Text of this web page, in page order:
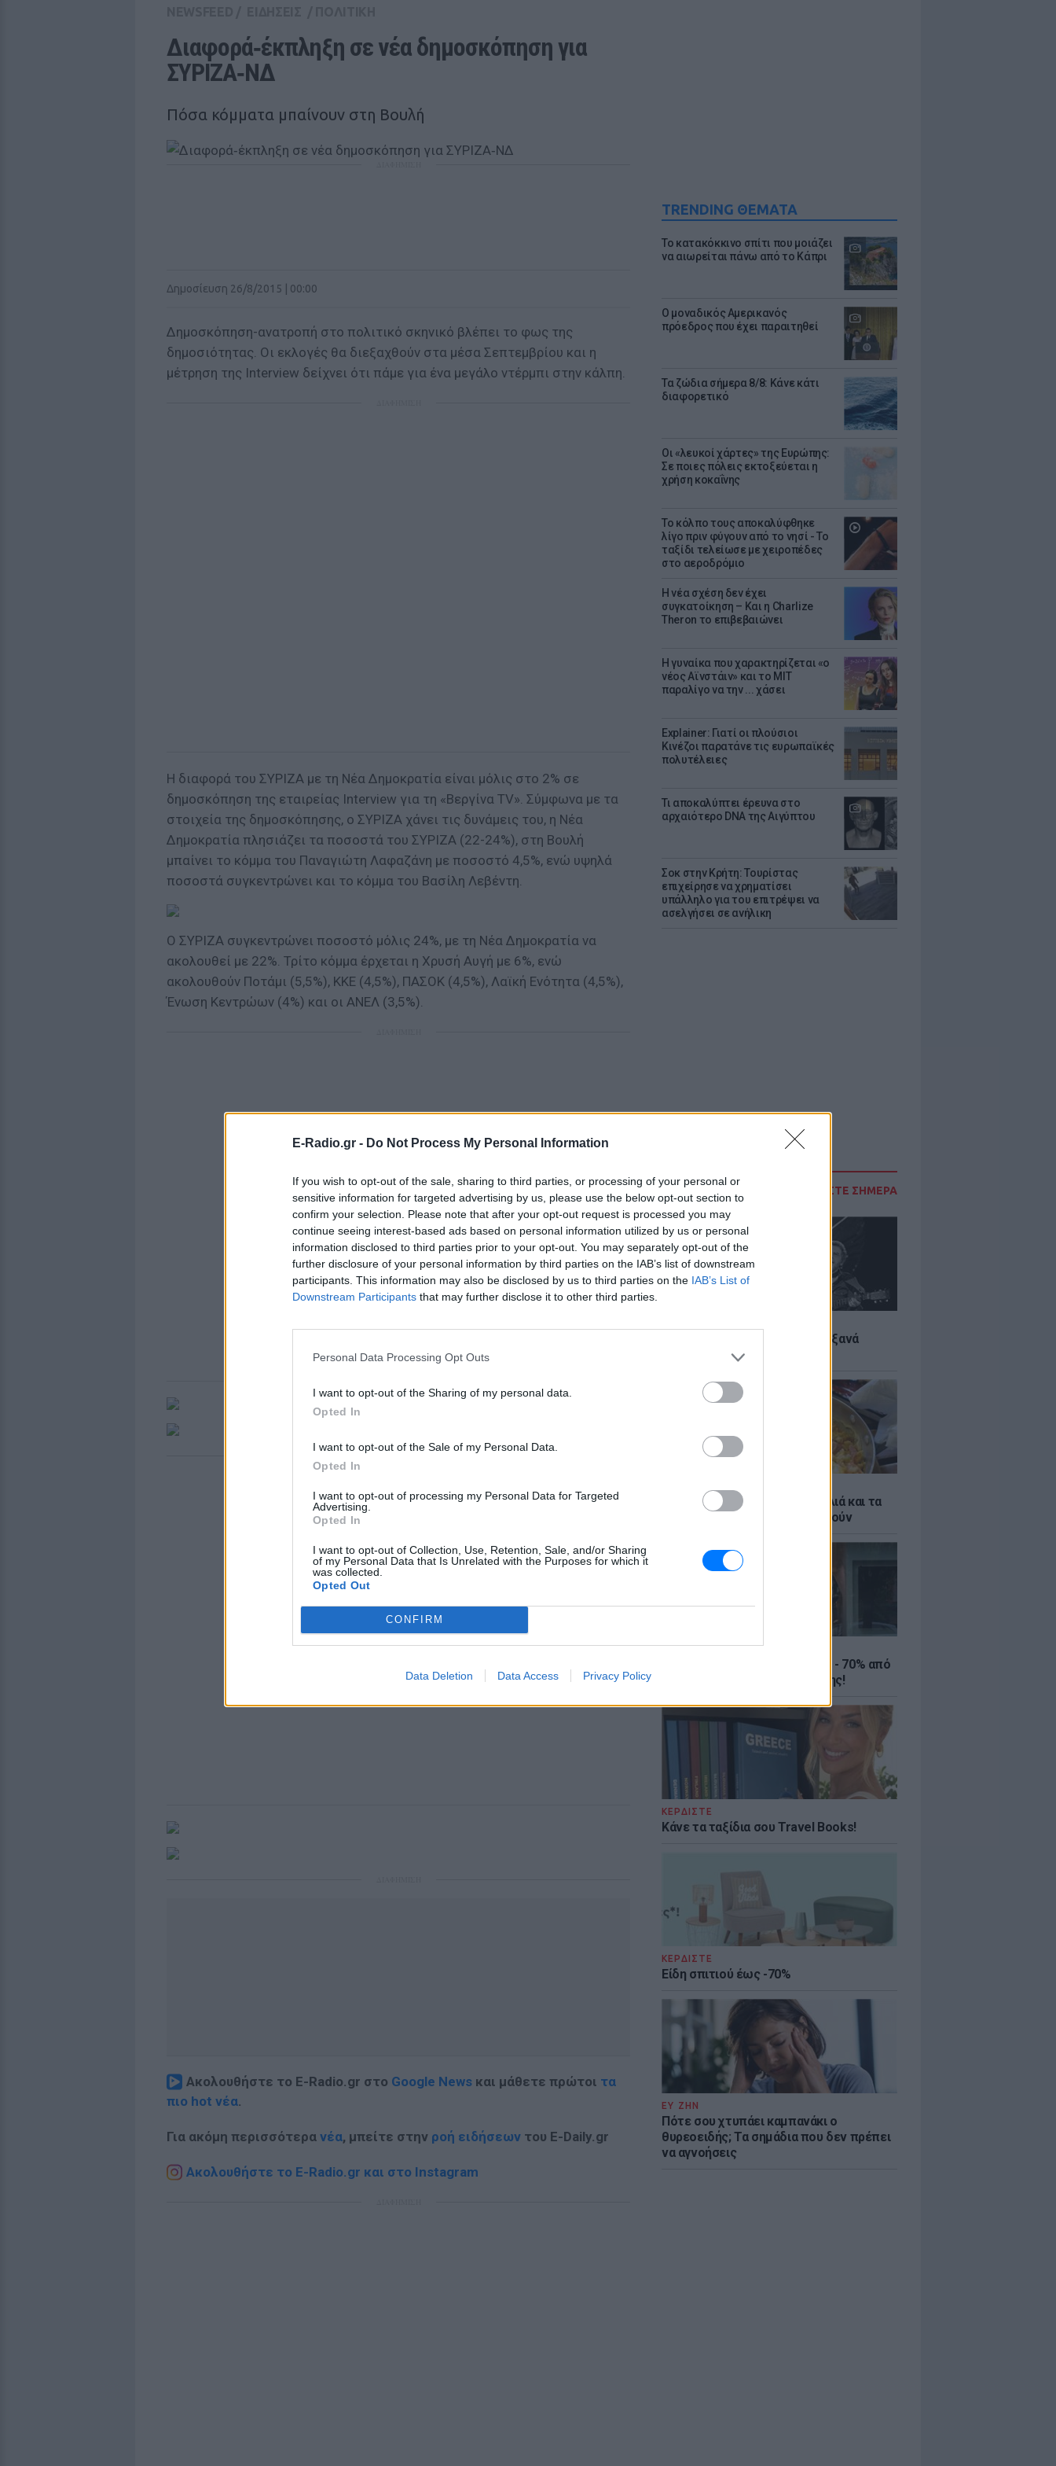
E-Radio.gr - Do Not Process My Personal Information
If you wish to opt-out of the sale, sharing to third parties, or processing of your personal or
sensitive information for targeted advertising by us, please use the below opt-out section to
confirm your selection. Please note that after your opt-out request is processed you may
continue seeing interest-based ads based on personal information utilized by us or personal
information disclosed to third parties prior to your opt-out. You may separately opt-out of the
further disclosure of your personal information by third parties on the IAB’s list of downstream
participants. This information may also be disclosed by us to third parties on the IAB’s List of
Downstream Participants that may further disclose it to other third parties.
Personal Data Processing Opt Outs
I want to opt-out of the Sharing of my personal data.
Opted In
I want to opt-out of the Sale of my Personal Data.
Opted In
I want to opt-out of processing my Personal Data for Targeted
Advertising.
Opted In
I want to opt-out of Collection, Use, Retention, Sale, and/or Sharing
of my Personal Data that Is Unrelated with the Purposes for which it
was collected.
Opted Out
CONFIRM
Data Deletion Data Access Privacy Policy
TRENDING ΘΕΜΑΤΑ
Το κατακόκκινο σπίτι που μοιάζει
να αιωρείται πάνω από το Κάπρι
Ο μοναδικός Αμερικανός
πρόεδρος που έχει παραιτηθεί
Τα ζώδια σήμερα 8/8: Κάνε κάτι
διαφορετικό
Οι «λευκοί χάρτες» της Ευρώπης:
Σε ποιες πόλεις εκτοξεύεται η
χρήση κοκαΐνης
Το κόλπο τους αποκαλύφθηκε
λίγο πριν φύγουν από το νησί - Το
ταξίδι τελείωσε με χειροπέδες
στο αεροδρόμιο
Η νέα σχέση δεν έχει
συγκατοίκηση – Και η Charlize
Theron το επιβεβαιώνει
Η γυναίκα που χαρακτηρίζεται «ο
νέος Αϊνστάιν» και το MIT
παραλίγο να την ... χάσει
Explainer: Γιατί οι πλούσιοι
Κινέζοι παρατάνε τις ευρωπαϊκές
πολυτέλειες
Τι αποκαλύπτει έρευνα στο
αρχαιότερο DNA της Αιγύπτου
Σοκ στην Κρήτη: Τουρίστας
επιχείρησε να χρηματίσει
υπάλληλο για του επιτρέψει να
ασελγήσει σε ανήλικη
ΔΙΑΒΑΣΤΕ ΣΗΜΕΡΑ
5 one-hit wonders που έγιναν ξανά
διάσημοι από… ατύχημα
Ελληνικό γιαούρτι: Μία κουταλιά και τα
scrambled eggs θα απογειωθούν
ΚΕΡΔΙΣΤΕ
Καλοκαιρινές εκπτώσεις έως - 70% από
τα μεγαλύτερα eshops ένδυσης!
ΚΕΡΔΙΣΤΕ
Κάνε τα ταξίδια σου Travel Books!
ΚΕΡΔΙΣΤΕ
Είδη σπιτιού έως -70%
ΕΥ ΖΗΝ
Πότε σου χτυπάει καμπανάκι ο
θυρεοειδής; Τα σημάδια που δεν πρέπει
να αγνοήσεις
Διαφορά‑έκπληξη σε νέα δημοσκόπηση για
ΣΥΡΙΖΑ‑ΝΔ
Πόσα κόμματα μπαίνουν στη Βουλή
Δημοσίευση 26/8/2015 | 00:00
Δημοσκόπηση-ανατροπή στο πολιτικό σκηνικό βλέπει το φως της
δημοσιότητας. Οι εκλογές θα διεξαχθούν στα μέσα Σεπτεμβρίου και η
μέτρηση της Interview δείχνει ότι πάμε για ένα μεγάλο ντέρμπι στην κάλπη.
Η διαφορά του ΣΥΡΙΖΑ με τη Νέα Δημοκρατία είναι μόλις στο 2% σε
δημοσκόπηση της εταιρείας Interview για τη «Βεργίνα TV». Σύμφωνα με τα
στοιχεία της δημοσκόπησης, ο ΣΥΡΙΖΑ χάνει τις δυνάμεις του, η Νέα
Δημοκρατία πλησιάζει τα ποσοστά του ΣΥΡΙΖΑ (22-24%), στη Βουλή
μπαίνει το κόμμα του Παναγιώτη Λαφαζάνη με ποσοστό 4,5%, ενώ υψηλά
ποσοστά συγκεντρώνει και το κόμμα του Βασίλη Λεβέντη.
Ο ΣΥΡΙΖΑ συγκεντρώνει ποσοστό μόλις 24%, με τη Νέα Δημοκρατία να
ακολουθεί με 22%. Τρίτο κόμμα έρχεται η Χρυσή Αυγή με 6%, ενώ
ακολουθούν Ποτάμι (5,5%), ΚΚΕ (4,5%), ΠΑΣΟΚ (4,5%), Λαϊκή Ενότητα (4,5%),
Ένωση Κεντρώων (4%) και οι ΑΝΕΛ (3,5%).
Ακολουθήστε το E-Radio.gr στο Google News και μάθετε πρώτοι τα
πιο hot νέα.
Για ακόμη περισσότερα νέα, μπείτε στην ροή ειδήσεων του E-Daily.gr
Ακολουθήστε το E-Radio.gr και στο Instagram